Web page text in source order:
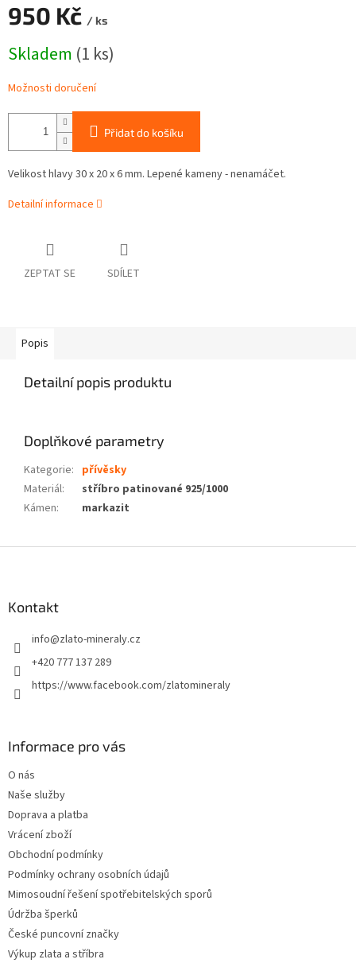
950 Kč / ks
cena:
Skladem (1 ks)
Možnosti doručení
Přidat do košíku
Velikost hlavy 30 x 20 x 6 mm. Lepené kameny - nenamáčet.
Detailní informace
ZEPTAT SE SDÍLET
Popis
Detailní popis produktu
Doplňkové parametry
Kategorie: přívěsky
Materiál:
stříbro patinované 925/1000
Kámen: markazit
Kontakt
info@zlato-mineraly.cz
+420 777 137 289
https://www.facebook.com/zlatomineraly
Informace pro vás
O nás
Naše služby
Doprava a platba
Vrácení zboží
Obchodní podmínky
Podmínky ochrany osobních údajů
Mimosoudní řešení spotřebitelských sporů
Údržba šperků
České puncovní značky
Výkup zlata a stříbra